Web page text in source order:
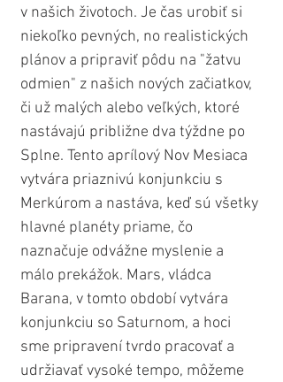
v našich životoch. Je čas urobiť si
niekoľko pevných, no realistických
plánov a pripraviť pôdu na "žatvu
odmien" z našich nových začiatkov,
či už malých alebo veľkých, ktoré
nastávajú približne dva týždne po
Splne. Tento aprílový Nov Mesiaca
vytvára priaznivú konjunkciu s
Merkúrom a nastáva, keď sú všetky
hlavné planéty priame, čo
naznačuje odvážne myslenie a
málo prekážok. Mars, vládca
Barana, v tomto období vytvára
konjunkciu so Saturnom, a hoci
sme pripravení tvrdo pracovať a
udržiavať vysoké tempo, môžeme